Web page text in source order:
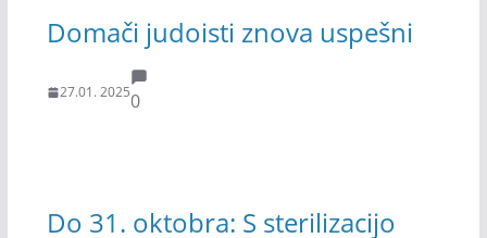
Domači judoisti znova uspešni
27.01. 20250
Do 31. oktobra: S sterilizacijo